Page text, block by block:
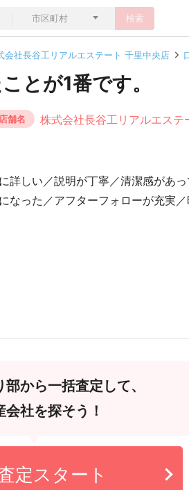
検索
会社長谷工リアルエステート 千里中央店
とが1番です。
店舗名 株式会社長谷工リアルエステ
詳しい／説明が丁寧／清潔感があ
なった／アフターフォローが充実
から一括査定して、
会社を探そう！
定スタート